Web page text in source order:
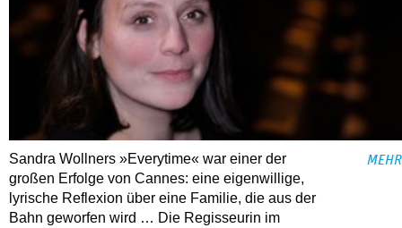
Sandra Wollners »Everytime« war einer der
großen Erfolge von Cannes: eine eigenwillige,
lyrische Reflexion über eine ­Familie, die aus der
Bahn geworfen wird … Die Regisseurin im
MEHR